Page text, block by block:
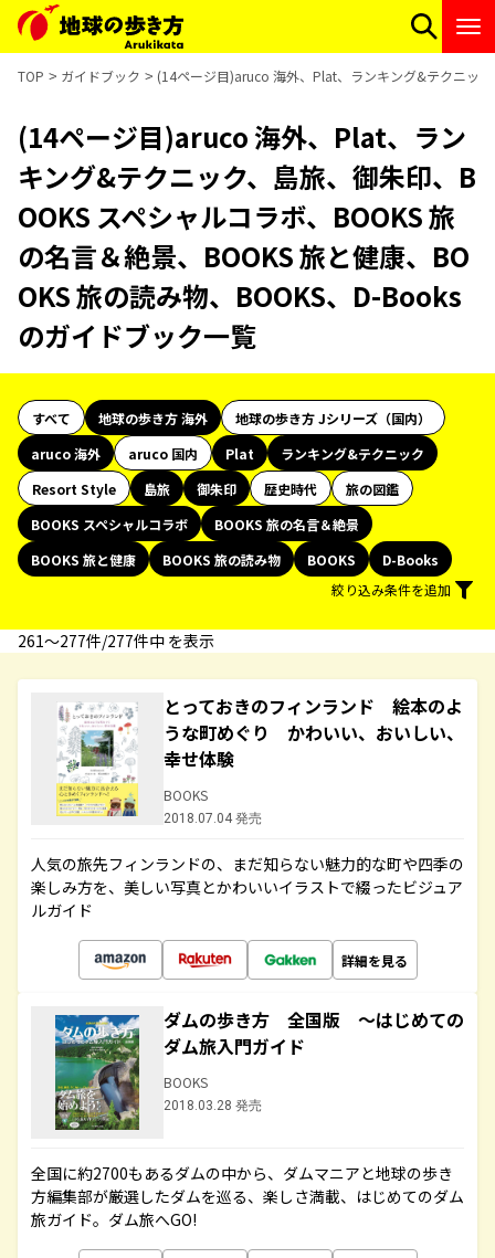
TOP ガイドブック (14ページ目)aruco 海外、Plat、ランキング&テクニッ
(14ページ目)aruco 海外、Plat、ラン
キング&テクニック、島旅、御朱印、B
OOKS スペシャルコラボ、BOOKS 旅
の名言＆絶景、BOOKS 旅と健康、BO
OKS 旅の読み物、BOOKS、D-Books
のガイドブック一覧
すべて 地球の歩き方 海外
地球の歩き方 Jシリーズ（国内）
aruco 海外
aruco 国内 Plat
ランキング&テクニック
Resort Style
島旅 御朱印 歴史時代
旅の図鑑
BOOKS スペシャルコラボ
BOOKS 旅の名言＆絶景
BOOKS 旅と健康
BOOKS 旅の読み物 BOOKS
D-Books
絞り込み条件を追加
261〜277件/277件中 を表示
とっておきのフィンランド 絵本のよ
うな町めぐり かわいい、おいしい、
幸せ体験
BOOKS
2018.07.04 発売
人気の旅先フィンランドの、まだ知らない魅力的な町や四季の
楽しみ方を、美しい写真とかわいいイラストで綴ったビジュア
ルガイド
詳細を見る
ダムの歩き方 全国版 ～はじめての
ダム旅入門ガイド
BOOKS
2018.03.28 発売
全国に約2700もあるダムの中から、ダムマニアと地球の歩き
方編集部が厳選したダムを巡る、楽しさ満載、はじめてのダム
旅ガイド。ダム旅へGO!